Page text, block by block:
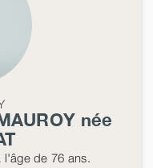
née
l'âge de 76 ans.